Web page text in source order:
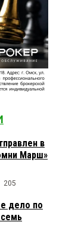
в
Марш»
205
дело по